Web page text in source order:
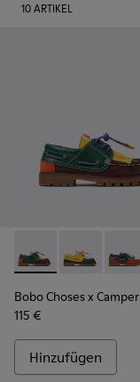
10ARTIKEL
Bobo Choses x
Bobo
Bobo Choses x Camper
115 €
Hinzufügen